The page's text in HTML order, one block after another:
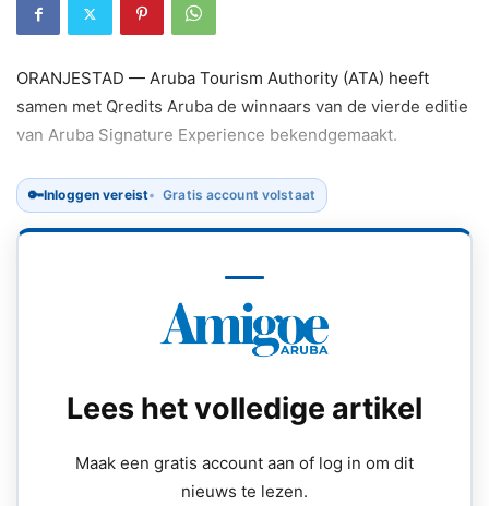
ORANJESTAD — Aruba Tourism Authority (ATA) heeft
samen met Qredits Aruba de winnaars van de vierde editie
van Aruba Signature Experience bekendgemaakt.
🔑Inloggen vereist Gratis account volstaat
Lees het volledige artikel
Maak een gratis account aan of log in om dit
nieuws te lezen.